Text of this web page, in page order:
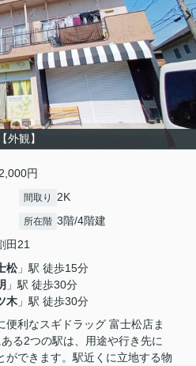
【外観】
円
間取り 2K
所在階 3階/4階建
田21
松」駅 徒歩15分
」駅 徒歩30分
木 」駅 徒歩30分
便利なスギドラッグ 富士松店ま
る2つの駅は、用途や行き先に
ができます。駅近くに立地する物